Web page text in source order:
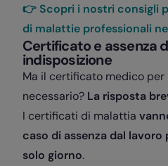
👉 Scopri i nostri consigli
di malattie professionali
Certificato e assenza
indisposizione
Ma il certificato medico per
necessario? La risposta
I certificati di malattia
caso di assenza dal
solo giorno.